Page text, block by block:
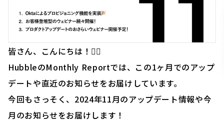
皆さん、こんにちは！🙋‍♂️
HubbleのMonthly Reportでは、この1ヶ月でのアップ
デートや直近のお知らせをお届けしています。
今回もさっそく、2024年11月のアップデート情報や今
月のお知らせをお届けします！